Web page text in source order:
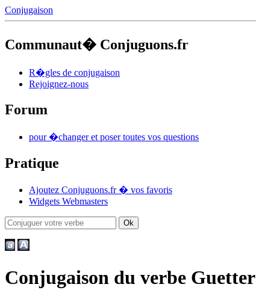
Conjugaison
Communaut� Conjuguons.fr
R�gles de conjugaison
Rejoignez-nous
Forum
pour �changer et poser toutes vos questions
Pratique
Ajoutez Conjuguons.fr � vos favoris
Widgets Webmasters
Conjugaison du verbe Guetter